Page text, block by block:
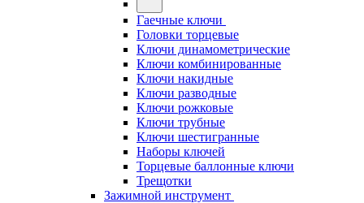
Гаечные ключи
Головки торцевые
Ключи динамометрические
Ключи комбинированные
Ключи накидные
Ключи разводные
Ключи рожковые
Ключи трубные
Ключи шестигранные
Наборы ключей
Торцевые баллонные ключи
Трещотки
Зажимной инструмент